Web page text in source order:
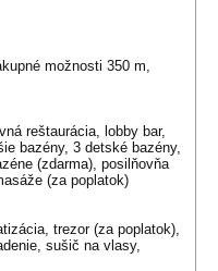
možnosti 350 m,
reštaurácia, lobby bar,
bazény, 3 detské bazény,
(zdarma), posilňovňa
(za poplatok)
trezor (za poplatok),
sušič na vlasy,